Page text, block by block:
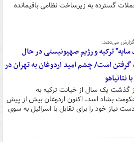
گسترده به زیرساخت نظامی باقیمانده
می‌دهد؛
ترکیه و رژیم صهیونیستی در حال
است/ چشم امید اردوغان به تهران در
نتانیاهو
گذشت یک سال از خیانت ترکیه به
بشاد اسد، اکنون اردوغان بیش از پیش
نیاز خود را برای تقابل با اسرائیل به سوی